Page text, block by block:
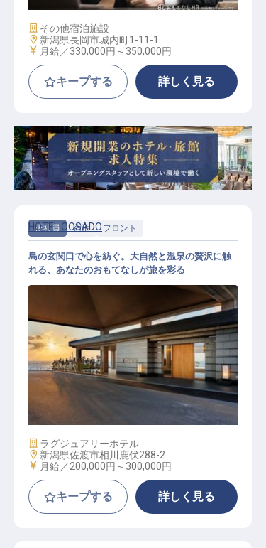
施設業態
その他宿泊施設
勤務地
新潟県長岡市城内町1-11-1
給与
月給／330,000円～ 350,000円
キープする 詳しく見る
正社員 宿泊 フロント
フロント【HOTEL OOSADO】
HOTEL OOSADO
島の玄関口で心を紡ぐ。大自然と温泉の贅沢に触
れる、あなたのおもてなしが旅を彩る
施設業態
ラグジュアリーホテル
勤務地
新潟県佐渡市相川鹿伏288-2
給与
月給／200,000円～ 300,000円
キープする 詳しく見る